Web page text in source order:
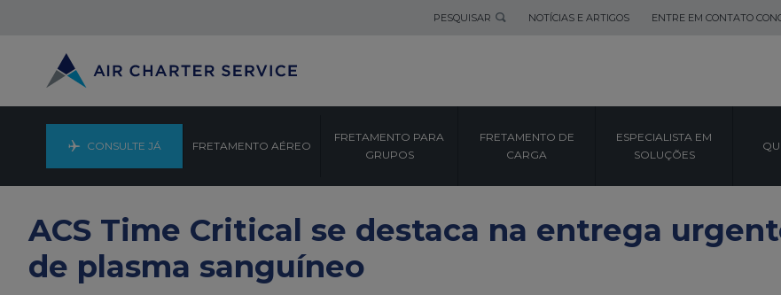
PESQUISAR NOTÍCIAS E ARTIGOS ENTRE EM CONTATO
CONSULTE JÁ FRETAMENTO AÉREO
FRETAMENTO PARA
GRUPOS
FRETAMENTO DE
CARGA
ESPECIALISTA EM
SOLUÇÕES
ACS Time Critical se destaca na entrega
de plasma sanguíneo